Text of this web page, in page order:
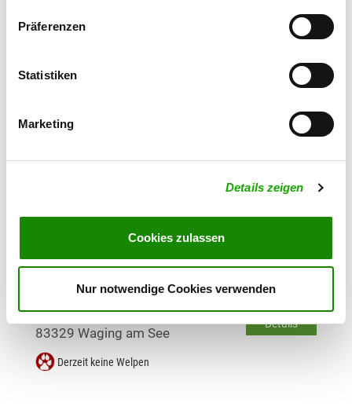
Präferenzen
Statistiken
Marketing
Details zeigen
Cookies zulassen
Nur notwendige Cookies verwenden
Details
Schulweg 41
Derzeit keine Welpen
84533 Haiming
Derzeit keine Welpen
Zuchtstätte: von der Römerleitn
Details
Sprinzenberg 20
83329 Waging am See
Derzeit keine Welpen